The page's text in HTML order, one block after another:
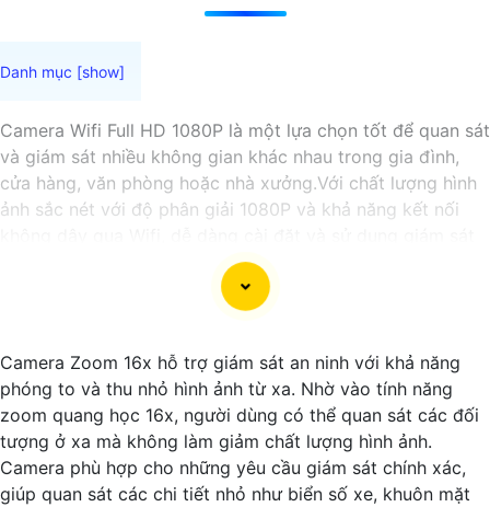
Camera Wifi Full HD 1080P là một lựa chọn tốt để quan sát
và giám sát nhiều không gian khác nhau trong gia đình,
cửa hàng, văn phòng hoặc nhà xưởng.Với chất lượng hình
ảnh sắc nét với độ phân giải 1080P và khả năng kết nối
từ xa thông qua ứng dụng trên điện thoại hoặc máy tính.
Camera Zoom 16x hỗ trợ giám sát an ninh với khả năng
phóng to và thu nhỏ hình ảnh từ xa. Nhờ vào tính năng
zoom quang học 16x, người dùng có thể quan sát các đối
tượng ở xa mà không làm giảm chất lượng hình ảnh.
Camera phù hợp cho những yêu cầu giám sát chính xác,
giúp quan sát các chi tiết nhỏ như biển số xe, khuôn mặt